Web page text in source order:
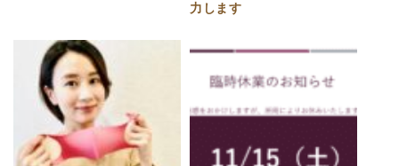
力します